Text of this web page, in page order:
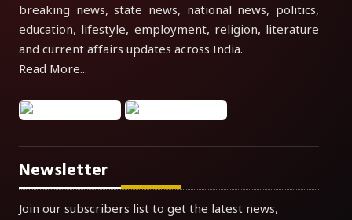
breaking news, state news, national news, politics,
education, lifestyle, employment, religion, literature
and current affairs updates across India.
Read More...
Newsletter
Join our subscribers list to get the latest news,